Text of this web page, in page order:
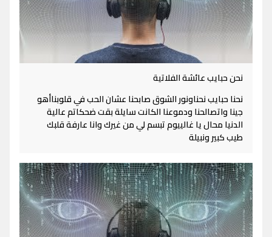
نحن حبايب عائشة الفلاتية
نحنا حبايب نحناونور الشوق صابحنا عشان الحب في قلوبناأهو
جينا واتصالحنا ودموعنا الكانت سايلة بقت ضحكاتم عالية
الدنيا محال يا غالييوم تبسم لي من غيرك وانا عارفة قلبك
طيب كبير ونبيلة